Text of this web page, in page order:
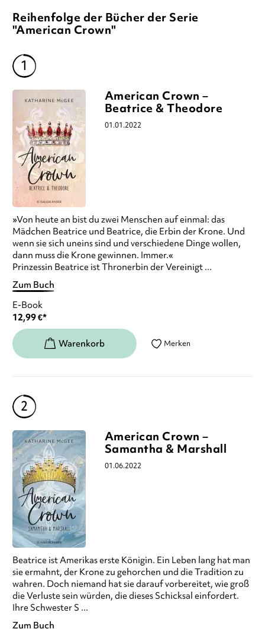
Reihenfolge der Bücher der Serie
"American Crown"
American Crown –
Beatrice & Theodore
01.01.2022
»Von heute an bist du zwei Menschen auf einmal: das
Mädchen Beatrice und Beatrice, die Erbin der Krone. Und
wenn sie sich uneins sind und verschiedene Dinge wollen,
dann muss die Krone gewinnen. Immer.«
Prinzessin Beatrice ist Thronerbin der Vereinigt ...
Zum Buch
E-Book
12,99€*
Merken
American Crown –
Samantha & Marshall
01.06.2022
Beatrice ist Amerikas erste Königin. Ein Leben lang hat man
sie ermahnt, der Krone zu gehorchen und die Tradition zu
wahren. Doch niemand hat sie darauf vorbereitet, wie groß
die Verluste sein würden, die dieses Schicksal einfordert.
Ihre Schwester S ...
Zum Buch